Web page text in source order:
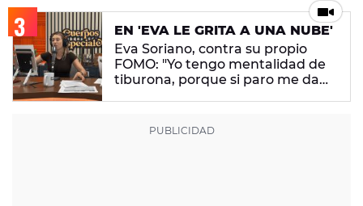
EN 'EVA LE GRITA A UNA NUBE'
Eva Soriano, contra su propio
FOMO: "Yo tengo mentalidad de
tiburona, porque si paro me da